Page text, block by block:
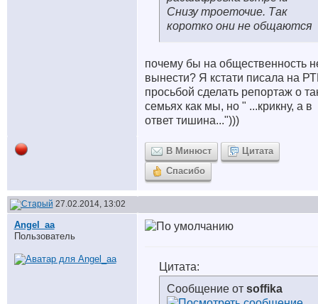
Снизу троеточие. Так
коротко они не общаются
почему бы на общественность
вынести? Я кстати писала на
просьбой сделать репортаж о
семьях как мы, но " ...крикну, а в
ответ тишина...")))
В Минюст
Цитата
Спасибо
27.02.2014, 13:02
Angel_aa
Пользователь
Цитата:
Сообщение от soffika